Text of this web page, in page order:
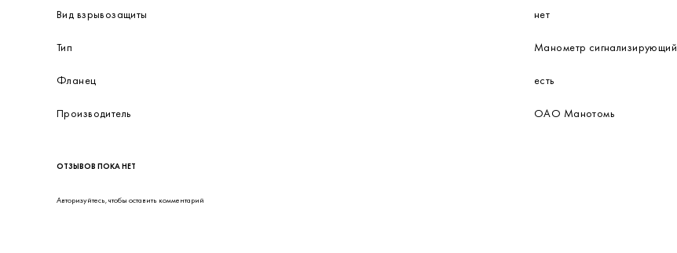
Вид взрывозащиты нет
Тип Манометр сигнализирующий
Фланец есть
Производитель ОАО Манотомь
ОТЗЫВОВ ПОКА НЕТ
Авторизуйтесь, чтобы оставить комментарий